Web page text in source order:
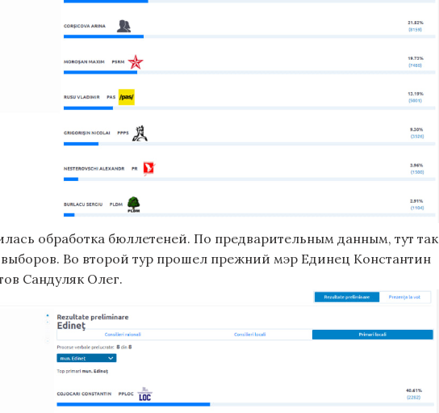
обработка бюллетеней. По предварительным данным, тут так
Во второй тур прошел прежний мэр Единец Константин
Сандуляк Олег.